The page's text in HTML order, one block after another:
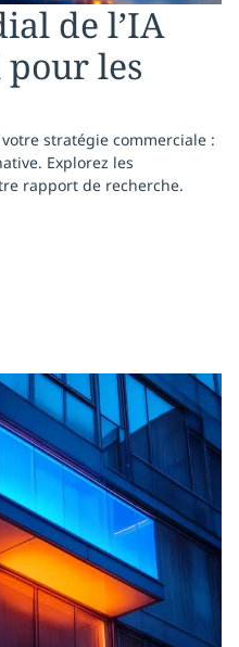
de l’IA
pour les
stratégie commerciale :
Explorez les
rapport de recherche.